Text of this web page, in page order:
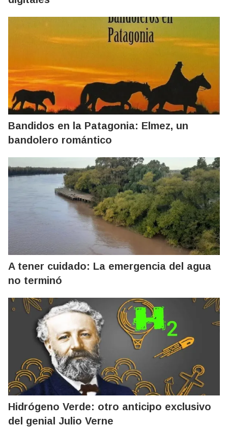
Bandidos en la Patagonia: Elmez, un
bandolero romántico
A tener cuidado: La emergencia del agua
no terminó
Hidrógeno Verde: otro anticipo exclusivo
del genial Julio Verne